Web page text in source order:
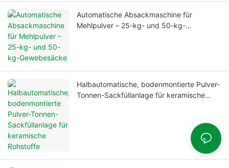
Automatische Absackmaschine für
Mehlpulver – 25-kg- und 50-kg-
Halbautomatische, bodenmontierte Pulver-
Tonnen-Sackfüllanlage für keramische